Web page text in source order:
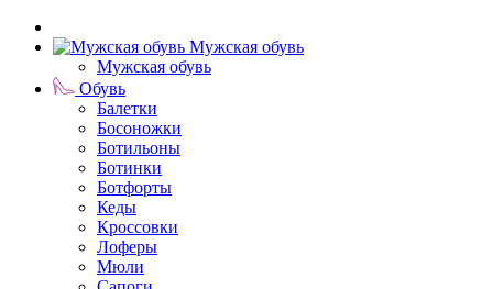
Мужская обувь
Мужская обувь
Обувь
Балетки
Босоножки
Ботильоны
Ботинки
Ботфорты
Кеды
Кроссовки
Лоферы
Мюли